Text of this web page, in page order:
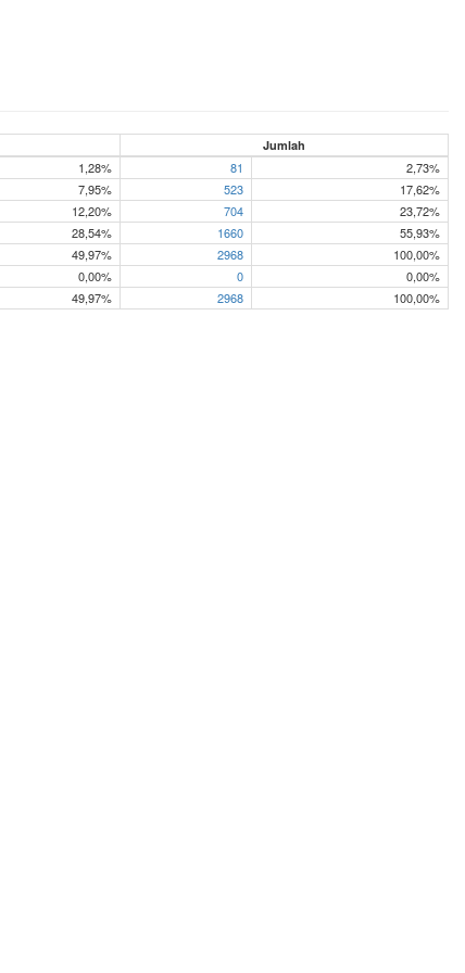
Jumlah
1,28% 81
2,73%
7,95% 523
17,62%
12,20% 704
23,72%
28,54% 1660
55,93%
49,97% 2968
100,00%
0,00% 0
0,00%
49,97% 2968 100,00%